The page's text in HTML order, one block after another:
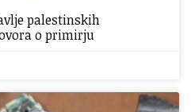
palestinskih
o primirju